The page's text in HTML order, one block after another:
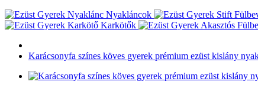
Nyakláncok
Karkötők
Karácsonyfa színes köves gyerek prémium ezüst kislány